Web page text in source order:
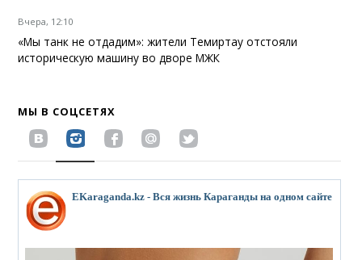
Вчера, 12:10
«Мы танк не отдадим»: жители Темиртау отстояли
историческую машину во дворе МЖК
МЫ В СОЦСЕТЯХ
EKaraganda.kz - Вся жизнь Караганды на одном сайте